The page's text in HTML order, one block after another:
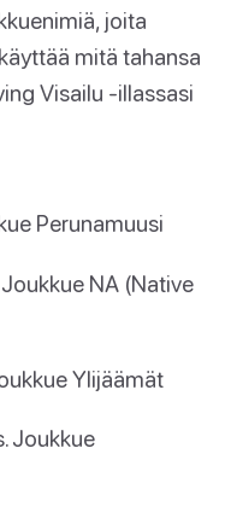
joita
mitä tahansa
Visailu -illassasi
Perunamuusi
NA (Native
Ylijäämät
Joukkue